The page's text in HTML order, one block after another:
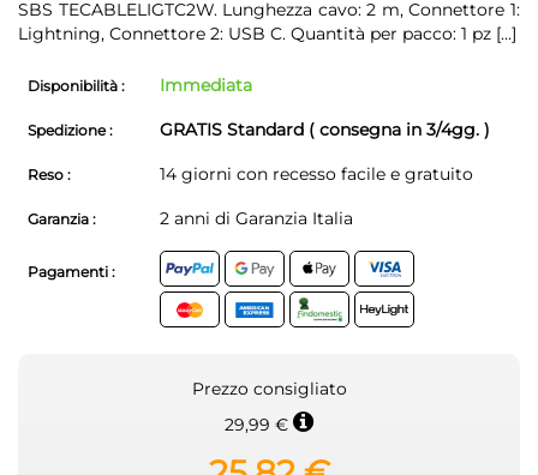
SBS TECABLELIGTC2W. Lunghezza cavo: 2 m, Connettore 1:
Lightning, Connettore 2: USB C. Quantità per pacco: 1 pz [...]
Disponibilità : Immediata
Spedizione : GRATIS Standard ( consegna in 3/4gg. )
Reso : 14 giorni con recesso facile e gratuito
Garanzia : 2 anni di Garanzia Italia
Pagamenti :
Prezzo consigliato
29,99 €